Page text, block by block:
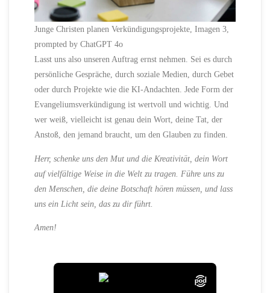
Junge Christen planen Verkündigungsprojekte, Imagen 3,
prompted by ChatGPT 4o
Lasst uns also unseren Auftrag ernst nehmen. Sei es durch
persönliche Gespräche, durch soziale Medien, durch Gebet
oder durch Projekte wie die KI-Andachten. Jede Form der
Evangeliumsverkündigung ist wertvoll und wichtig. Und
wer weiß, vielleicht ist genau dein Wort, deine Tat, der
Anstoß, den jemand braucht, um den Glauben zu finden.
Herr, schenke uns den Mut und die Kreativität, dein Wort
auf vielfältige Weise in die Welt zu tragen. Führe uns zu
den Menschen, die deine Botschaft hören müssen, und lass
uns ein Licht sein, das zu dir führt.
Amen!